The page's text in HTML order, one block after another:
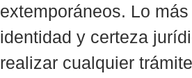
extemporáneos. Lo
identidad y certeza
realizar cualquier